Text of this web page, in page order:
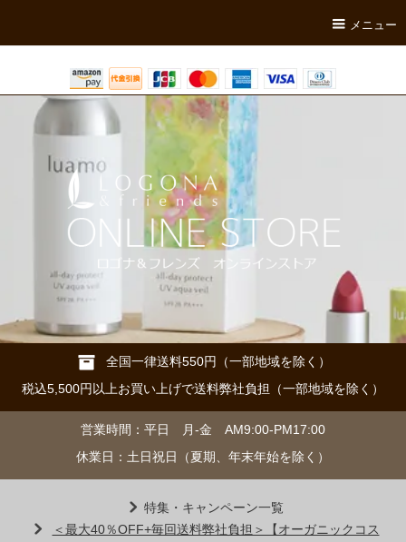
メニュー
全国一律送料550円（一部地域を除く）
税込5,500円以上お買い上げで送料弊社負担（一部地域を除く）
営業時間：平日 月-金 AM9:00-PM17:00
休業日：土日祝日（夏期、年末年始を除く）
特集・キャンペーン一覧
＜最大40％OFF+毎回送料弊社負担＞【オーガニックコス